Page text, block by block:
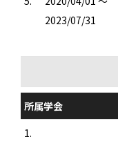
2023/07/31
所属学会
1.